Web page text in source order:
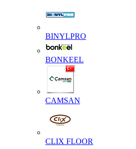
BINYLPRO
BONKEEL
CAMSAN
CLIX FLOOR